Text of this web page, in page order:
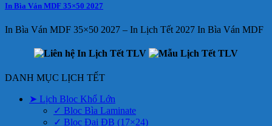
In Bìa Ván MDF 35×50 2027
In Bìa Ván MDF 35×50 2027 – In Lịch Tết 2027 In Bìa Ván MDF
DANH MỤC LỊCH TẾT
➤ Lịch Bloc Khổ Lớn
✓ Bloc Bìa Laminate
✓ Bloc Đại ĐB (17×24)